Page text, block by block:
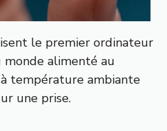
le premier ordinateur
alimenté au
température ambiante
une prise.